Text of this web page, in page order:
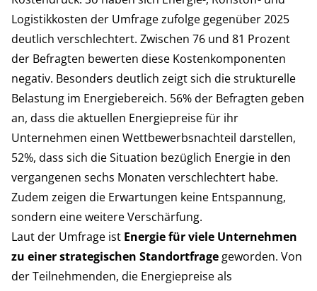
Logistikkosten der Umfrage zufolge gegenüber 2025
deutlich verschlechtert. Zwischen 76 und 81 Prozent
der Befragten bewerten diese Kostenkomponenten
negativ. Besonders deutlich zeigt sich die strukturelle
Belastung im Energiebereich. 56% der Befragten geben
an, dass die aktuellen Energiepreise für ihr
Unternehmen einen Wettbewerbsnachteil darstellen,
52%, dass sich die Situation bezüglich Energie in den
vergangenen sechs Monaten verschlechtert habe.
Zudem zeigen die Erwartungen keine Entspannung,
sondern eine weitere Verschärfung.
Laut der Umfrage ist Energie für viele Unternehmen
zu einer strategischen Standortfrage geworden. Von
der Teilnehmenden, die Energiepreise als